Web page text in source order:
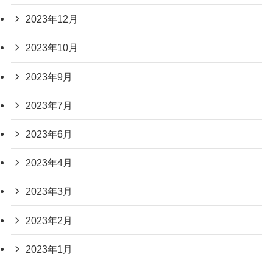
2023年12月
2023年10月
2023年9月
2023年7月
2023年6月
2023年4月
2023年3月
2023年2月
2023年1月